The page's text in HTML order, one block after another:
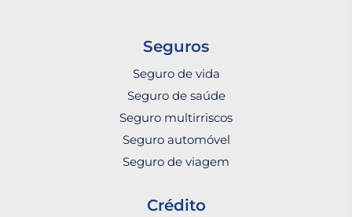
Seguros
Seguro de vida
Seguro de saúde
Seguro multirriscos
Seguro automóvel
Seguro de viagem
Crédito